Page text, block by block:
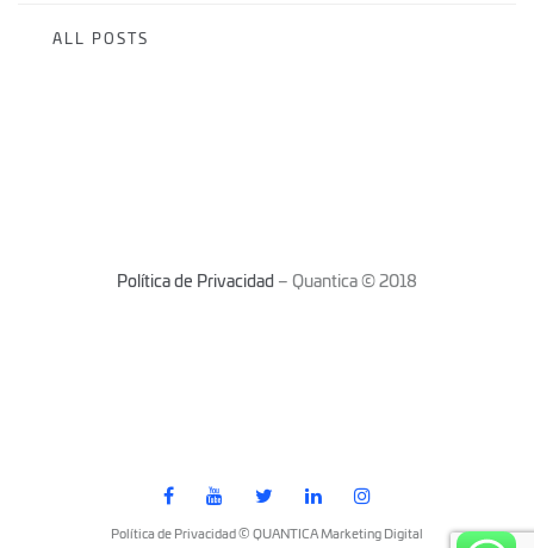
ALL POSTS
Política de Privacidad – Quantica © 2018
Política de Privacidad © QUANTICA Marketing Digital